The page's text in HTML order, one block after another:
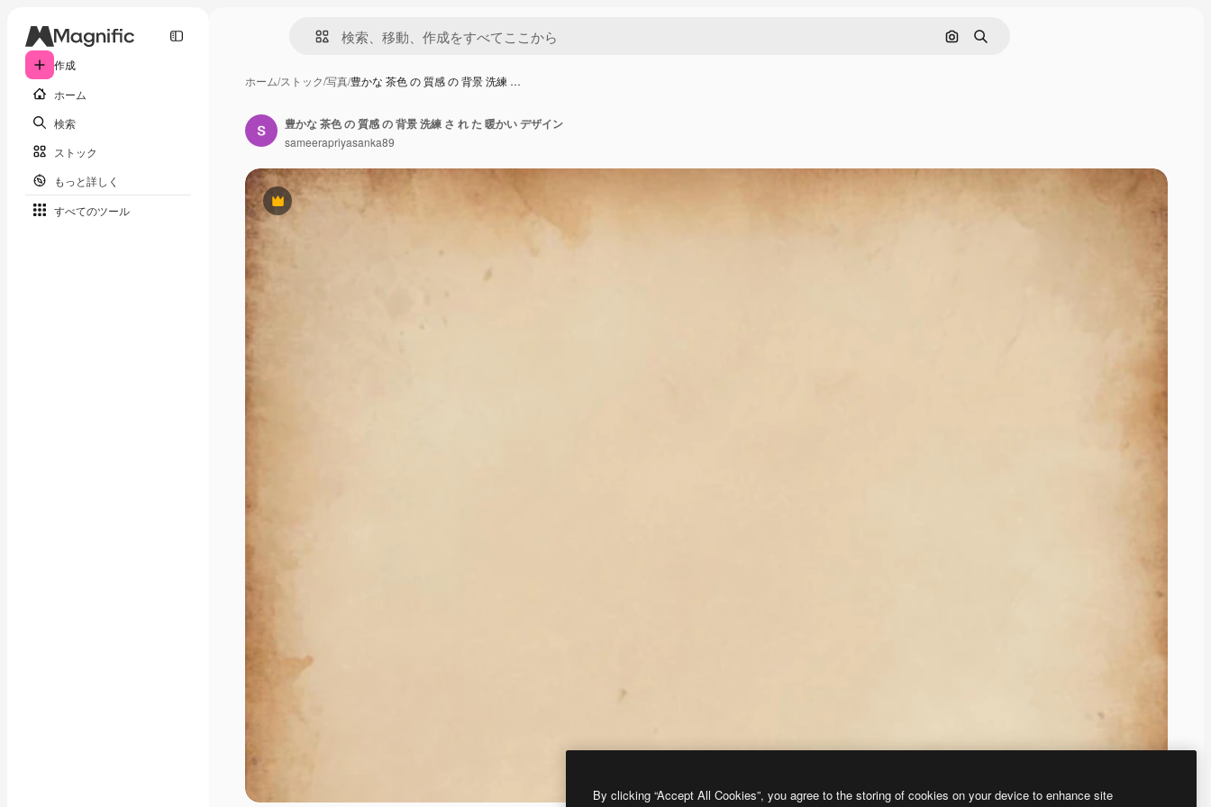
作成
ホーム
検索
ストック
もっと詳しく
すべてのツール
画像で検索
検索
ホーム/ストック/写真/豊かな 茶色 の 質感 の 背景 洗練 …
Premium
豊かな 茶色 の 質感 の 背景 洗練 さ れ た 暖かい デザイン
sameerapriyasanka89
By clicking “Accept All Cookies”, you agree to the storing of cookies on your device to enhance site